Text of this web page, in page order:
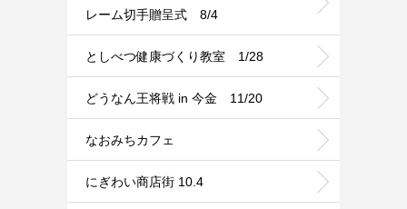
レーム切手贈呈式 8/4
としべつ健康づくり教室 1/28
どうなん王将戦 in 今金 11/20
なおみちカフェ
にぎわい商店街 10.4